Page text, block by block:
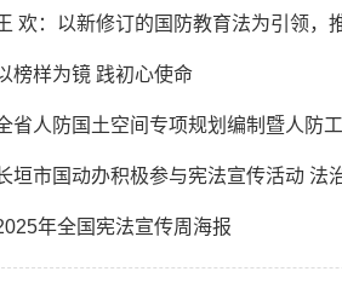
欢：以新修订的国防教育法为引领，
榜样为镜 践初心使命
省人防国土空间专项规划编制暨人防
垣市国动办积极参与宪法宣传活动 法
年全国宪法宣传周海报